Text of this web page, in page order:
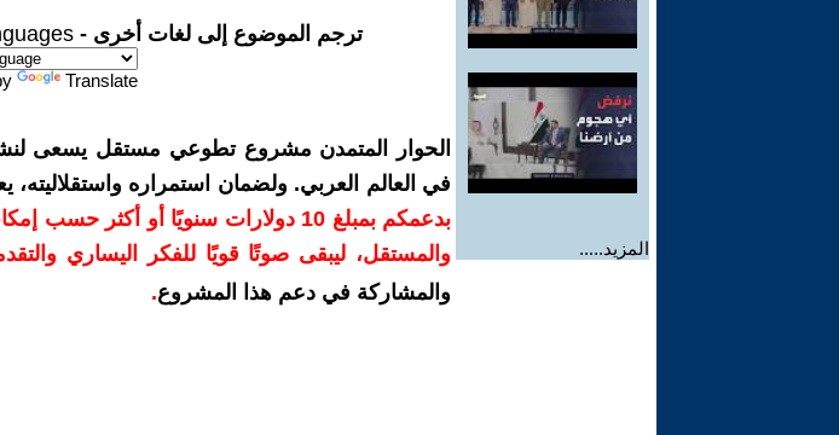
المزيد.....
ترجم الموضوع إلى لغات أخرى -
Translate
الحوار المتمدن مشروع تطوعي مستقل يسعى لنشر
في العالم العربي. ولضمان استمراره
بدعمكم بمبلغ 10 دولارات سنويًا أو
والمستقل، ليبقى صوتًا قويًا للفكر اليساري
والمشاركة في دعم هذا المشروع.